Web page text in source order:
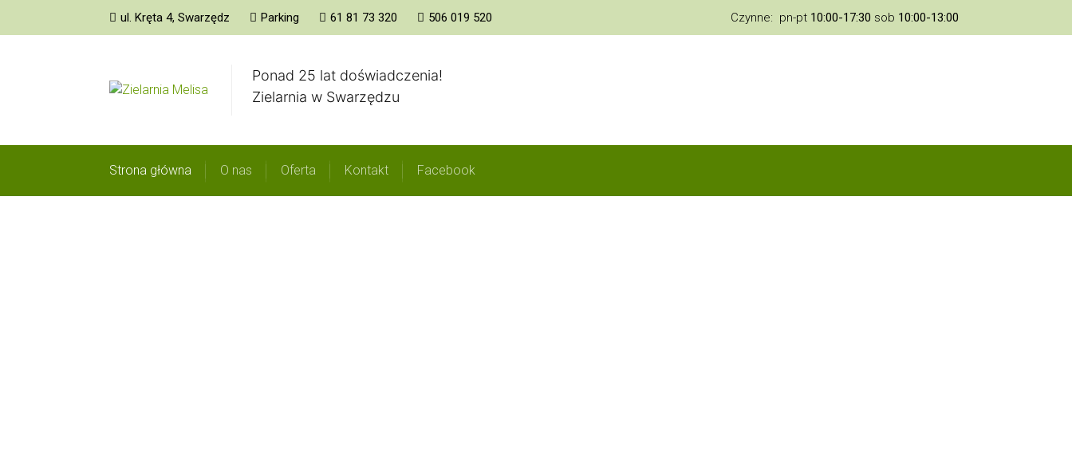
ul. Kręta 4, Swarzędz Parking 61 81 73 320 506 019 520 Czynne: pn-pt 10:00-17:30 sob 10:00-13:00
Ponad 25 lat doświadczenia!
Zielarnia w Swarzędzu
Strona główna O nas Oferta Kontakt Facebook
O nas Oferta Kontakt Facebook